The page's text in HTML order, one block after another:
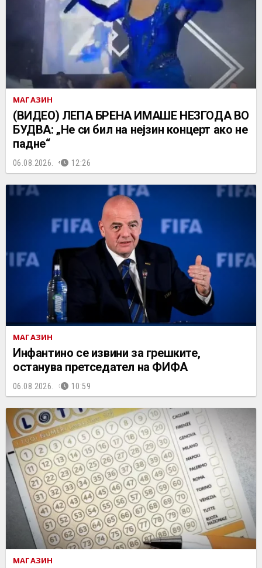
МАГАЗИН
(ВИДЕО) ЛЕПА БРЕНА ИМАШЕ НЕЗГОДА ВО
БУДВА: „Не си бил на нејзин концерт ако не
падне“
06.08.2026. 12:26
МАГАЗИН
Инфантино се извини за грешките,
останува претседател на ФИФА
06.08.2026. 10:59
МАГАЗИН